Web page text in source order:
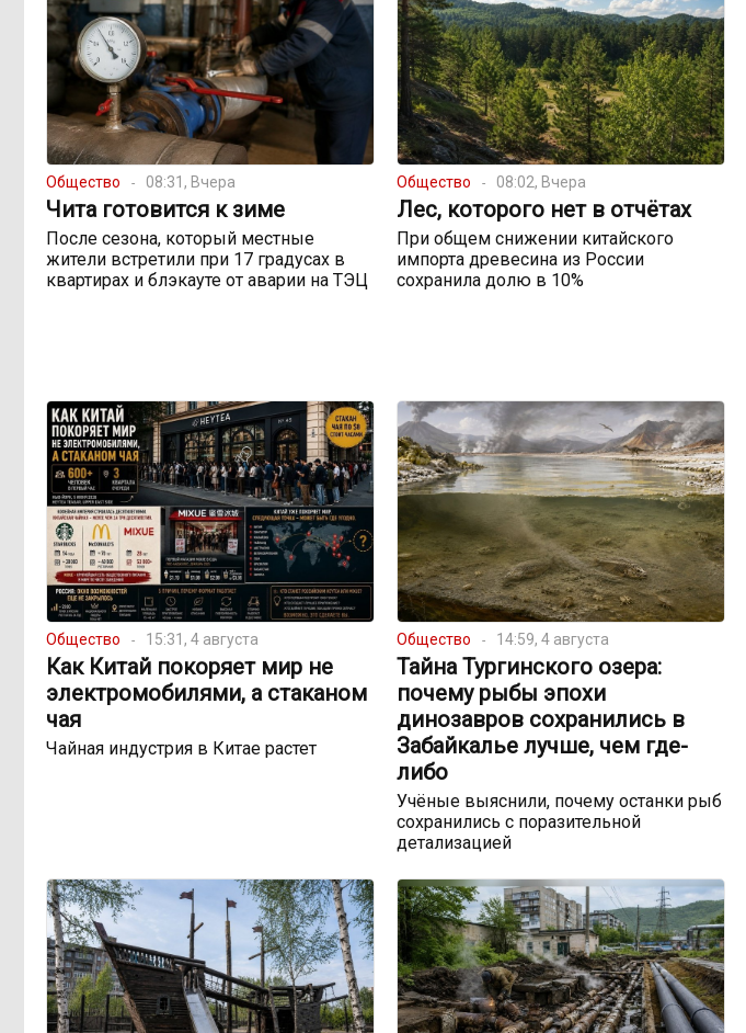
Общество 08:31, Вчера
Чита готовится к зиме
После сезона, который местные
жители встретили при 17 градусах в
квартирах и блэкауте от аварии на ТЭЦ
Общество 08:02, Вчера
Лес, которого нет в отчётах
При общем снижении китайского
импорта древесина из России
сохранила долю в 10%
Общество 15:31, 4 августа
Как Китай покоряет мир не
электромобилями, а стаканом
чая
Чайная индустрия в Китае растет
Общество 14:59, 4 августа
Тайна Тургинского озера:
почему рыбы эпохи
динозавров сохранились в
Забайкалье лучше, чем где-
либо
Учёные выяснили, почему останки рыб
сохранились с поразительной
детализацией